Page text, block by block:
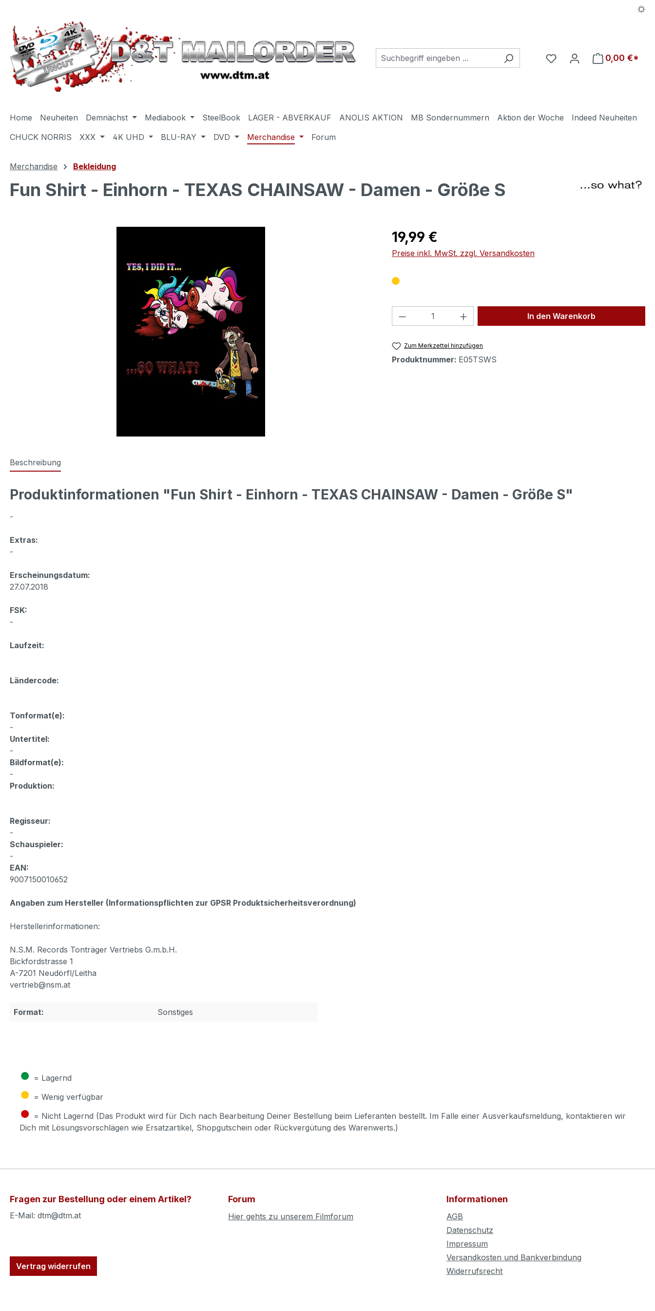
Du hast 0 Produkte auf
0,00 €*
Home Neuheiten Demnächst Mediabook SteelBook LAGER - ABVERKAUF ANOLIS AKTION MB Sondernummern Aktion der Woche
Indeed Neuheiten
CHUCK NORRIS
XXX 4K UHD BLU-RAY DVD Merchandise Forum
Merchandise Bekleidung
Fun Shirt - Einhorn - TEXAS CHAINSAW - Damen - Größe S
Regulärer Preis:
19,99 €
Preise inkl. MwSt. zzgl. Versandkosten
Produkt Anzahl: Gib den gewünschten Wert
In den Warenkorb
Zum Merkzettel hinzufügen
Produktnummer: E05TSWS
Beschreibung
Produktinformationen "Fun Shirt - Einhorn - TEXAS CHAINSAW - Damen - Größe S"
-
Extras:
-
Erscheinungsdatum:
27.07.2018
FSK:
-
Laufzeit:
Ländercode:
Tonformat(e):
-
Untertitel:
-
Bildformat(e):
-
Produktion:
Regisseur:
-
Schauspieler:
-
EAN:
9007150010652
Angaben zum Hersteller (Informationspflichten zur GPSR Produktsicherheitsverordnung)
Herstellerinformationen:
N.S.M. Records Tonträger Vertriebs G.m.b.H.
Bickfordstrasse 1
A-7201 Neudörfl/Leitha
vertrieb@nsm.at
Format: Sonstiges
● = Lagernd
● = Wenig verfügbar
● = Nicht Lagernd (Das Produkt wird für Dich nach Bearbeitung Deiner Bestellung beim Lieferanten bestellt. Im Falle einer Ausverkaufsmeldung, kontaktieren wir
Dich mit Lösungsvorschlägen wie Ersatzartikel, Shopgutschein oder Rückvergütung des Warenwerts.)
Fragen zur Bestellung oder einem Artikel?
E-Mail: dtm@dtm.at
Vertrag widerrufen
Forum
Hier gehts zu unserem Filmforum
Informationen
AGB
Datenschutz
Impressum
Versandkosten und Bankverbindung
Widerrufsrecht